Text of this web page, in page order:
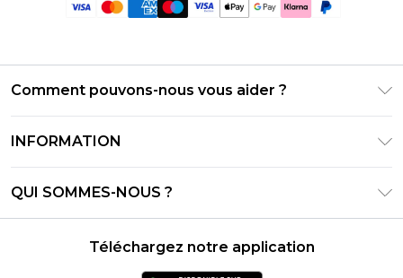
Comment pouvons-nous vous aider ?
Suivre et retourner ma commande
Options de livraison
Politique de retours – Mise à jour mai 2026
INFORMATION
Solde de la carte cadeau
QUI SOMMES-NOUS ?
Déclaration sur l'esclavage moderne
Téléchargez notre application